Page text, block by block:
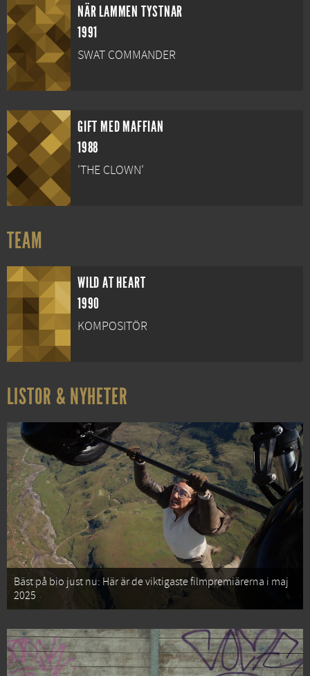
NÄR LAMMEN TYSTNAR
1991
SWAT COMMANDER
GIFT MED MAFFIAN
1988
'THE CLOWN'
TEAM
WILD AT HEART
1990
KOMPOSITÖR
LISTOR & NYHETER
Bäst på bio just nu: Här är de viktigaste filmpremiärerna i maj
2025